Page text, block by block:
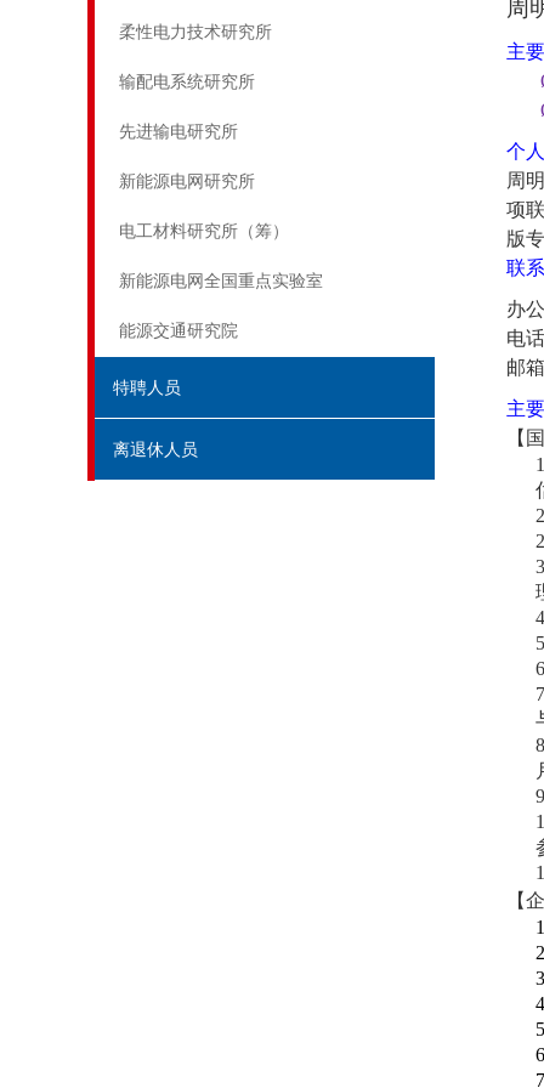
柔性电力技术研究所
输配电系统研究所
先进输电研究所
新能源电网研究所
电工材料研究所（筹）
新能源电网全国重点实验室
能源交通研究院
特聘人员
离退休人员
周
主
个
周明
项
版
联
办
电话
邮箱
主
【
【